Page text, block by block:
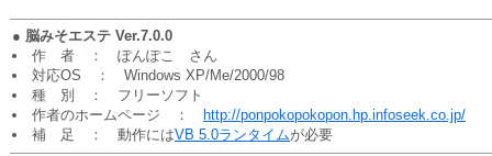
● 脳みそエステ Ver.7.0.0
作 者 ： ぽんぽこ さん
対応OS ： Windows XP/Me/2000/98
種 別 ： フリーソフト
作者のホームページ ：
http://ponpokopokopon.hp.infoseek.co.jp/
補 足 ： 動作にはVB 5.0ランタイムが必要